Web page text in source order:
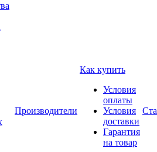
Производители
Как купить
Условия
оплаты
Условия
доставки
Гарантия
на товар